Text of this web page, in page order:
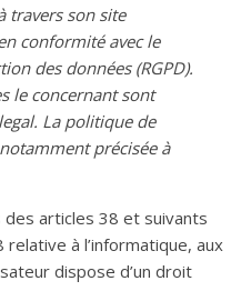
travers son site
conformité avec le
des données (RGPD).
le concernant sont
La politique de
précisée à
articles 38 et suivants
à l’informatique, aux
dispose d’un droit